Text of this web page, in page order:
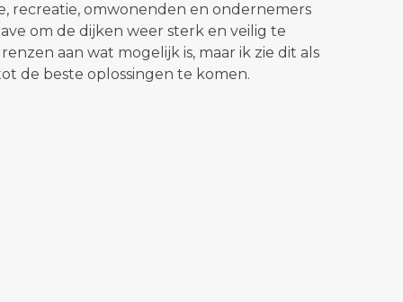
recreatie, omwonenden en ondernemers
om de dijken weer sterk en veilig te
aan wat mogelijk is, maar ik zie dit als
de beste oplossingen te komen.